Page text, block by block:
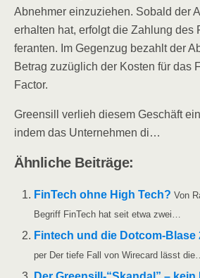
Abneh­mer ein­zu­zie­hen. Sobald der
erhal­ten hat, erfolgt die Zah­lung des
fe­ran­ten. Im Gegen­zug bezahlt der
Betrag zuzüg­lich der Kos­ten für das
Factor.
Greens­ill ver­lieh die­sem Geschäft
indem das Unter­neh­men di…
Ähn­li­che Beiträge:
Fin­Tech ohne High Tech? Von
Begriff Fin­Tech hat seit etwa zwei…
Fin­tech und die Dot­­com-Bla­­se
per Der tie­fe Fall von Wire­card lässt